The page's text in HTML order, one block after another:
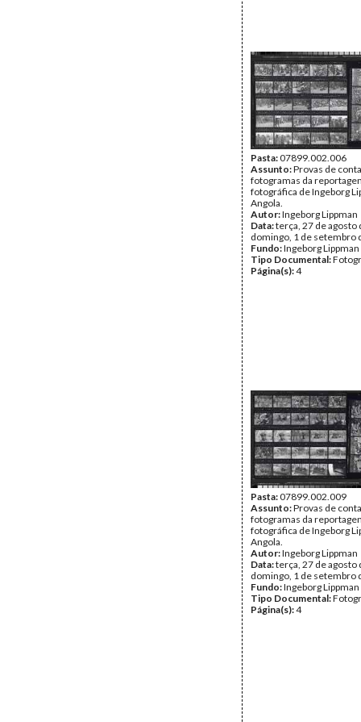
Pasta:07899.002.006
Assunto:Provas de
fotogramas da
fotográfica de Ingeborg
Angola.
Autor:Ingeborg Lippman
Data:terça, 27 de agosto
domingo, 1 de setembro
Fundo:Ingeborg Lippman
Tipo Documental:
Página(s):4
Pasta:07899.002.009
Assunto:Provas de
fotogramas da
fotográfica de Ingeborg
Angola.
Autor:Ingeborg Lippman
Data:terça, 27 de agosto
domingo, 1 de setembro
Fundo:Ingeborg Lippman
Tipo Documental:
Página(s):4